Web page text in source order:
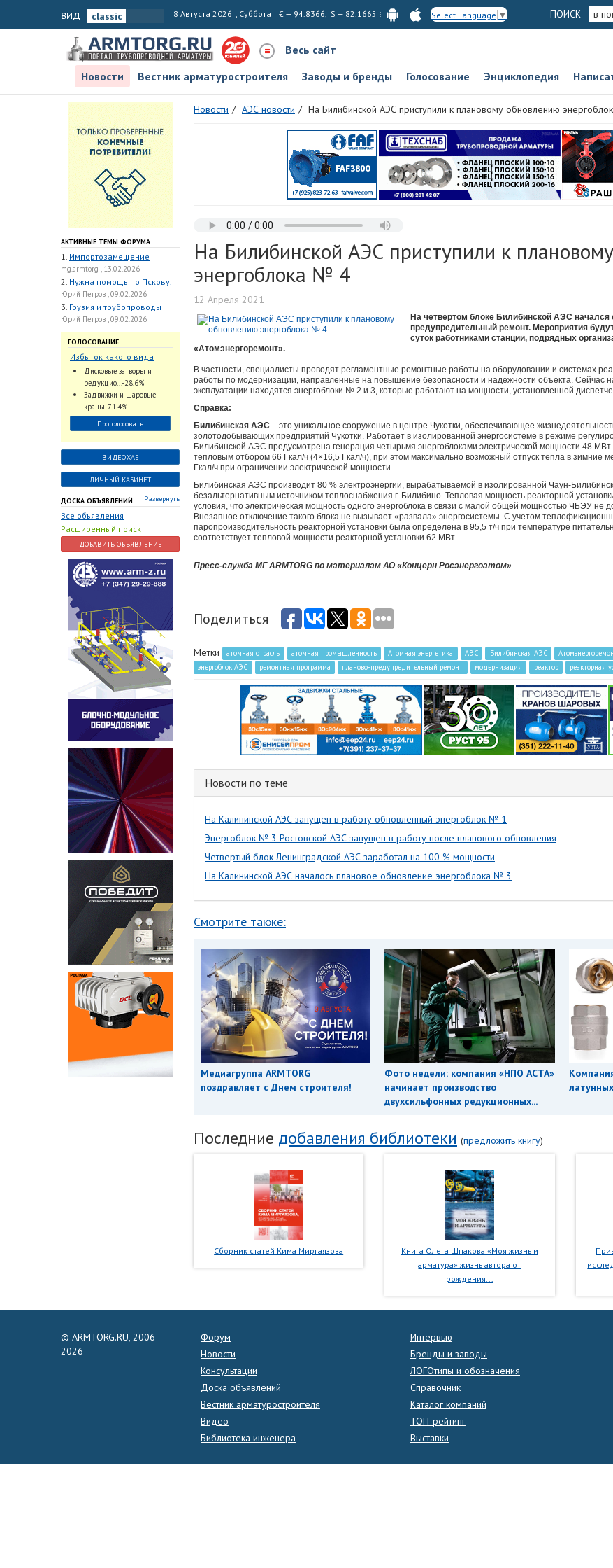
вид 8 Августа 2026г, Суббота € — 94.8366, $ — 82.1665 Select Language ▼ ПОИСК в
Весь сайт
Новости
Вестник арматуростроителя Заводы и бренды Голосование Энциклопедия
АКТИВНЫЕ ТЕМЫ ФОРУМА
1. Импортозамещение
mg.armtorg , 13.02.2026
2. Нужна помощь по Пскову.
Юрий Петров , 09.02.2026
3. Грузия и трубопроводы
Юрий Петров , 09.02.2026
ГОЛОСОВАНИЕ
Избыток какого вида
трубопроводной
арматуры наблюдается
на Российском рынке с
2024 по 2026 годы?
Дисковые затворы и
редукцио...-28.6%
Задвижки и шаровые
краны-71.4%
Проголосовать
ВИДЕОХАБ
ЛИЧНЫЙ КАБИНЕТ
ДОСКА ОБЪЯВЛЕНИЙ Развернуть
Все объявления
Расширенный поиск
ДОБАВИТЬ ОБЪЯВЛЕНИЕ
Новости АЭС новости На Билибинской АЭС приступили к плановому обновлению
На Билибинской АЭС приступили к
энергоблока № 4
12 Апреля 2021
На четвертом блоке Билибинской АЭС начался
предупредительный ремонт. Мероприятия
суток работниками станции, подрядных
«Атомэнергоремонт».
В частности, специалисты проводят регламентные ремонтные работы на оборудовании и системах
работы по модернизации, направленные на повышение безопасности и надежности объекта. Сейчас
эксплуатации находятся энергоблоки № 2 и 3, которые работают на мощности, установленной
Справка:
Билибинская АЭС – это уникальное сооружение в центре Чукотки, обеспечивающее
золотодобывающих предприятий Чукотки. Работает в изолированной энергосистеме в режиме
Билибинской АЭС предусмотрена генерация четырьмя энергоблоками электрической мощности 48
тепловым отбором 66 Гкал/ч (4×16,5 Гкал/ч), при этом максимально возможный отпуск тепла в зимние
Гкал/ч при ограничении электрической мощности.
Билибинская АЭС производит 80 % электроэнергии, вырабатываемой в изолированной Чаун-
безальтернативным источником теплоснабжения г. Билибино. Тепловая мощность реакторной
условия, что электрическая мощность одного энергоблока в связи с малой общей мощностью ЧБЭУ не
Внезапное отключение такого блока не вызывает «развала» энергосистемы. С учетом
паропроизводительность реакторной установки была определена в 95,5 т/ч при температуре
соответствует тепловой мощности реакторной установки 62 МВт.
Пресс-служба МГ ARMTORG по материалам АО «Концерн Росэнергоатом»
Поделиться
Метки атомная отрасль атомная промышленность Атомная энергетика АЭС Билибинская АЭС
энергоблок АЭС
ремонтная программа планово-предупредительный ремонт модернизация реактор реакторная
Новости по теме
На Калининской АЭС запущен в работу обновленный энергоблок № 1
Энергоблок № 3 Ростовской АЭС запущен в работу после планового обновления
Четвертый блок Ленинградской АЭС заработал на 100 % мощности
На Калининской АЭС началось плановое обновление энергоблока № 3
Смотрите также:
Медиагруппа ARMTORG
поздравляет с Днем строителя!
Фото недели: компания «НПО АСТА»
начинает производство
двухсильфонных редукционных...
Последние добавления библиотеки (предложить книгу)
Сборник статей Кима Миргаязова
Книга Олега Шпакова «Моя жизнь и
арматура» жизнь автора от
рождения...
© ARMTORG.RU, 2006-
2026
Форум
Новости
Консультации
Доска объявлений
Вестник арматуростроителя
Видео
Библиотека инженера
Интервью
Бренды и заводы
ЛОГОтипы и обозначения
Справочник
Каталог компаний
ТОП-рейтинг
Выставки